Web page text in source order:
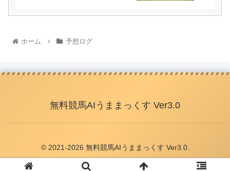
ホーム 予想ログ
無料競馬AIうままっくす Ver3.0
© 2021-2026 無料競馬AIうままっくす Ver3.0.